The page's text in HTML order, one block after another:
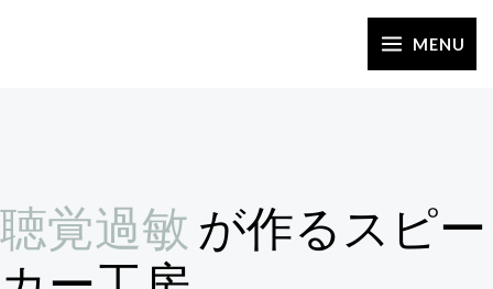
MENU
聴覚過敏 が作るスピー